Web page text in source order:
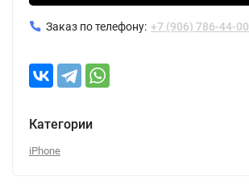
Заказ по телефону: +7 (906) 786-44-00
Категории
iPhone